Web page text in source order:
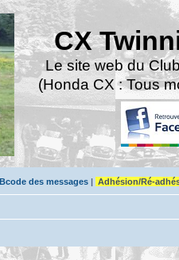
CX
Le site web du
(Honda CX : Tous
des messages | Adhésion/Ré-